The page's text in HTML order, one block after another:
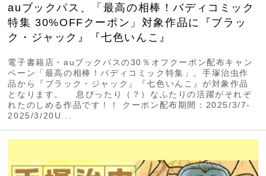
auブックパス、「最高の相棒！バディコミック
特集 30%OFFクーポン」対象作品に『ブラッ
ク・ジャック』『七色いんこ』
電子書籍店・auブックパスの30％オフクーポン配布キャン
ペーン「最高の相棒！バディコミック特集」。手塚治虫作
品から『ブラック・ジャック』『七色いんこ』が対象作品
となります。 息ぴったり（？）なふたりの活躍がそれぞ
れたのしめる作品です！！ クーポン配布期間：2025/3/7-
2025/3/20U...